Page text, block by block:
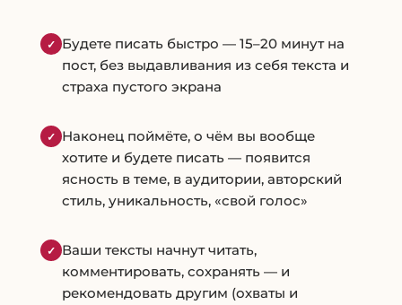
✓ Будете писать быстро — 15–20 минут на
пост, без выдавливания из себя текста и
страха пустого экрана
✓ Наконец поймёте, о чём вы вообще
хотите и будете писать — появится
ясность в теме, в аудитории, авторский
стиль, уникальность, «свой голос»
✓ Ваши тексты начнут читать,
комментировать, сохранять — и
рекомендовать другим (охваты и